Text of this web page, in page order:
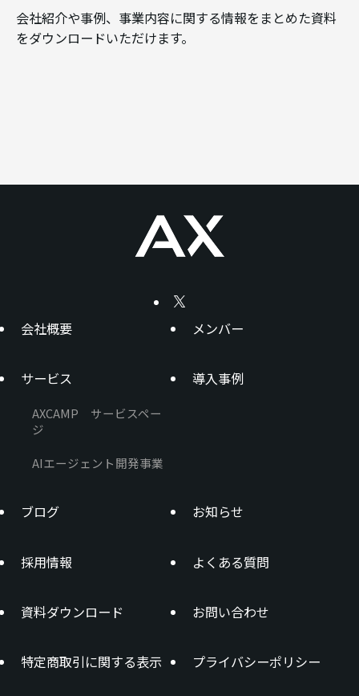
会社紹介や事例、事業内容に関する情報をまとめた資料
をダウンロードいただけます。
会社概要 メンバー
サービス
AXCAMP サービスペー
ジ
AIエージェント開発事業
導入事例
ブログ お知らせ
採用情報 よくある質問
資料ダウンロード お問い合わせ
特定商取引に関する表示 プライバシーポリシー